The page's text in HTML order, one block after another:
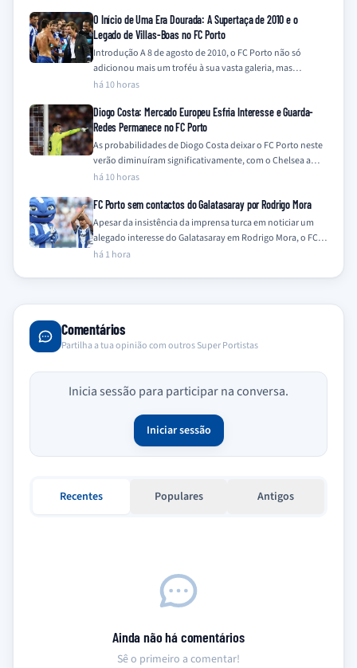
O Início de Uma Era Dourada: A Supertaça de 2010 e o
Legado de Villas-Boas no FC Porto
Introdução A 8 de agosto de 2010, o FC Porto não só
adicionou mais um troféu à sua vasta galeria, mas
também…
há 10 horas
Diogo Costa: Mercado Europeu Esfria Interesse e Guarda-
Redes Permanece no FC Porto
As probabilidades de Diogo Costa deixar o FC Porto neste
verão diminuíram significativamente, com o Chelsea a
descartar o interesse e outros…
há 10 horas
FC Porto sem contactos do Galatasaray por Rodrigo Mora
Apesar da insistência da imprensa turca em noticiar um
alegado interesse do Galatasaray em Rodrigo Mora, o FC
Porto nega qualquer contacto…
há 1 hora
Comentários
Partilha a tua opinião com outros Super Portistas
Inicia sessão para participar na conversa.
Iniciar sessão
Recentes Populares Antigos
Ainda não há comentários
Sê o primeiro a comentar!